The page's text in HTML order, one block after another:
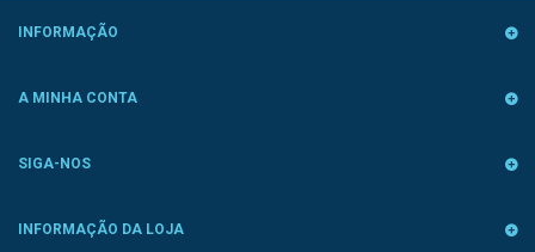
INFORMAÇÃO
A MINHA CONTA
SIGA-NOS
INFORMAÇÃO DA LOJA